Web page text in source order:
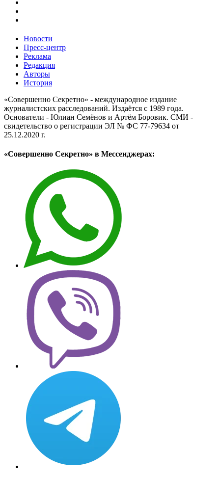
Новости
Пресс-центр
Реклама
Редакция
Авторы
История
«Совершенно Секретно» - международное издание
журналистских расследований. Издаётся с 1989 года.
Основатели - Юлиан Семёнов и Артём Боровик. CМИ -
свидетельство о регистрации ЭЛ № ФС 77-79634 от
25.12.2020 г.
«Совершенно Секретно» в Мессенджерах: